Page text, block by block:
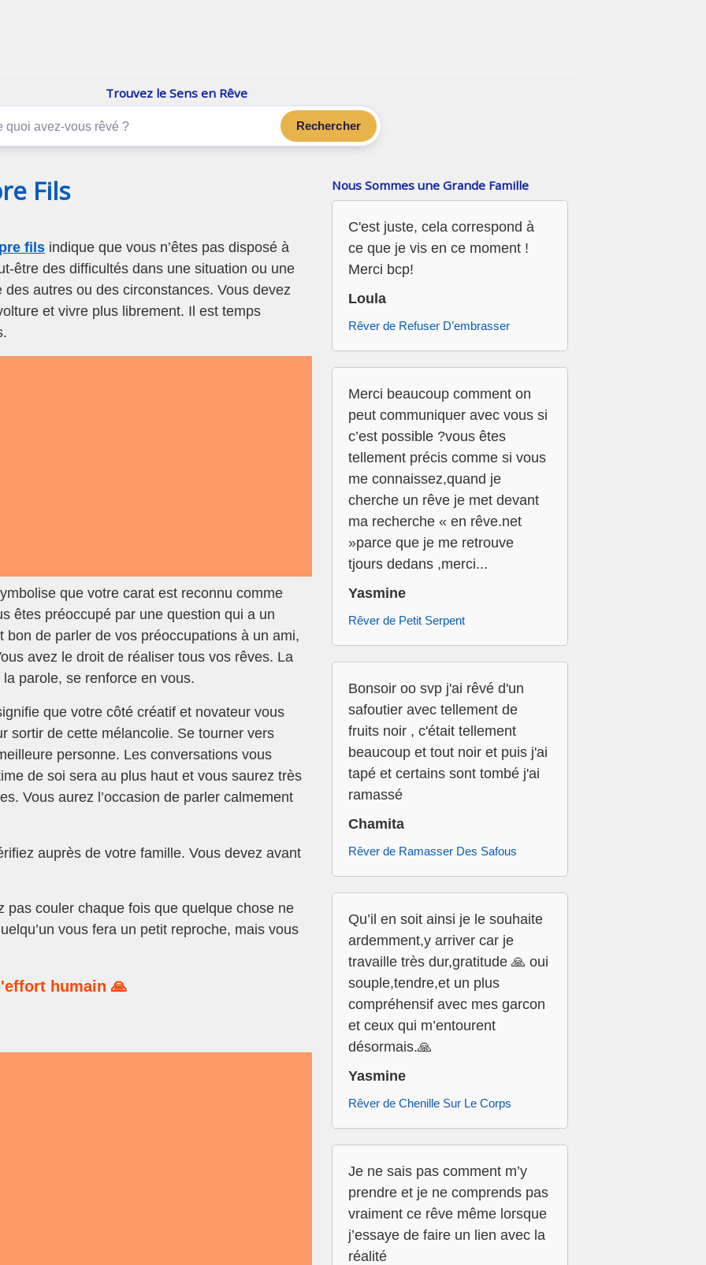
Trouvez le Sens en Rêve
Rechercher
Fils
fils indique que vous n’êtes pas disposé à
être des difficultés dans une situation ou une
autres ou des circonstances. Vous devez
et vivre plus librement. Il est temps
que votre carat est reconnu comme
êtes préoccupé par une question qui a un
bon de parler de vos préoccupations à un ami,
avez le droit de réaliser tous vos rêves. La
la parole, se renforce en vous.
que votre côté créatif et novateur vous
sortir de cette mélancolie. Se tourner vers
personne. Les conversations vous
de soi sera au plus haut et vous saurez très
Vous aurez l’occasion de parler calmement
auprès de votre famille. Vous devez avant
pas couler chaque fois que quelque chose ne
vous fera un petit reproche, mais vous
humain 🙏
Nous Sommes une Grande Famille
C'est juste, cela correspond à
ce que je vis en ce moment !
Merci bcp!
Loula
Rêver de Refuser D’embrasser
Merci beaucoup comment on
peut communiquer avec vous si
c’est possible ?vous êtes
tellement précis comme si vous
me connaissez,quand je
cherche un rêve je met devant
ma recherche « en rêve.net
»parce que je me retrouve
tjours dedans ,merci...
Yasmine
Rêver de Petit Serpent
Bonsoir oo svp j'ai rêvé d'un
safoutier avec tellement de
fruits noir , c'était tellement
beaucoup et tout noir et puis j'ai
tapé et certains sont tombé j'ai
ramassé
Chamita
Rêver de Ramasser Des Safous
Qu’il en soit ainsi je le souhaite
ardemment,y arriver car je
travaille très dur,gratitude 🙏 oui
souple,tendre,et un plus
compréhensif avec mes garcon
et ceux qui m’entourent
désormais.🙏
Yasmine
Rêver de Chenille Sur Le Corps
Je ne sais pas comment m’y
prendre et je ne comprends pas
vraiment ce rêve même lorsque
j’essaye de faire un lien avec la
réalité